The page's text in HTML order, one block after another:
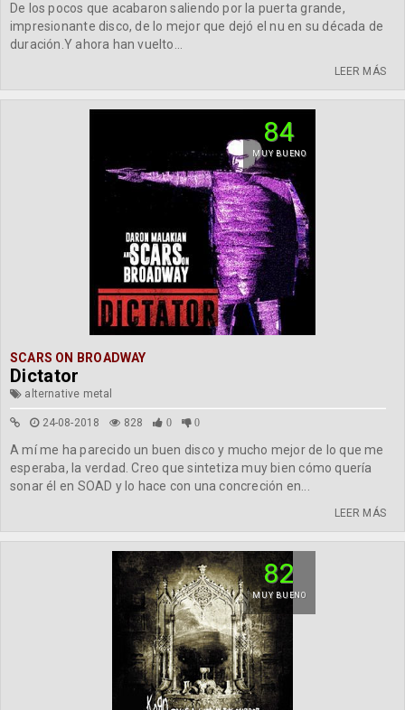
De los pocos que acabaron saliendo por la puerta grande,
impresionante disco, de lo mejor que dejó el nu en su década de
duración.Y ahora han vuelto...
LEER MÁS
84
MUY BUENO
SCARS ON BROADWAY
Dictator
alternative metal
24-08-2018 828 0 0
A mí me ha parecido un buen disco y mucho mejor de lo que me
esperaba, la verdad. Creo que sintetiza muy bien cómo quería
sonar él en SOAD y lo hace con una concreción en...
LEER MÁS
82
MUY BUENO